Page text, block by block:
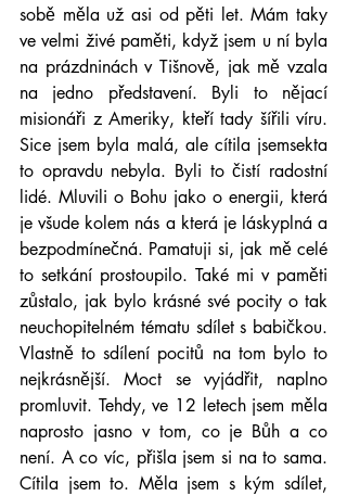
sobě měla už asi od pěti let. Mám taky
ve velmi živé paměti, když jsem u ní byla
na prázdninách v Tišnově, jak mě vzala
na jedno představení. Byli to nějací
misionáři z Ameriky, kteří tady šířili víru.
Sice jsem byla malá, ale cítila jsemsekta
to opravdu nebyla. Byli to čistí radostní
lidé. Mluvili o Bohu jako o energii, která
je všude kolem nás a která je láskyplná a
bezpodmínečná. Pamatuji si, jak mě celé
to setkání prostoupilo. Také mi v paměti
zůstalo, jak bylo krásné své pocity o tak
neuchopitelném tématu sdílet s babičkou.
Vlastně to sdílení pocitů na tom bylo to
nejkrásnější. Moct se vyjádřit, naplno
promluvit. Tehdy, ve 12 letech jsem měla
naprosto jasno v tom, co je Bůh a co
není. A co víc, přišla jsem si na to sama.
Cítila jsem to. Měla jsem s kým sdílet,